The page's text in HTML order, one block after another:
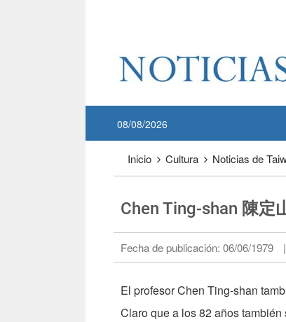
08/08/2026
Inicio Cultura Noticias de
Chen Ting-shan 陳定
Fecha de publicación: 06/06/1979 |
El profesor Chen Ting-shan
Claro que a los 82 años